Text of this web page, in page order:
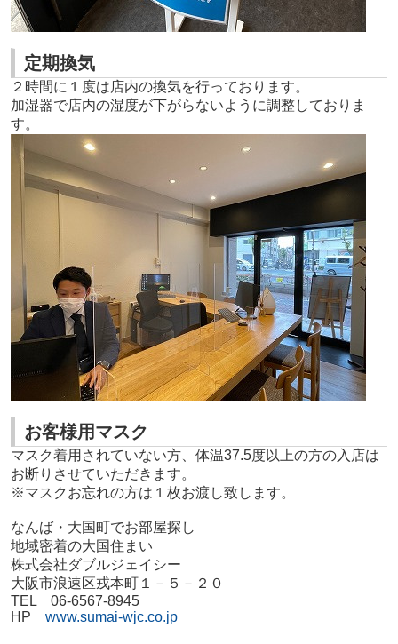
定期換気
２時間に１度は店内の換気を行っております。
加湿器で店内の湿度が下がらないように調整しておりま
す。
お客様用マスク
マスク着用されていない方、体温37.5度以上の方の入店は
お断りさせていただきます。
※マスクお忘れの方は１枚お渡し致します。
なんば・大国町でお部屋探し
地域密着の大国住まい
株式会社ダブルジェイシー
大阪市浪速区戎本町１－５－２０
TEL 06-6567-8945
HP www.sumai-wjc.co.jp